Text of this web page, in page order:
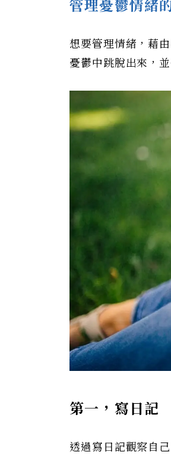
管理憂鬱情緒
想要管理情緒，藉
憂鬱中跳脫出來，
第一，寫日記
透過寫日記觀察自